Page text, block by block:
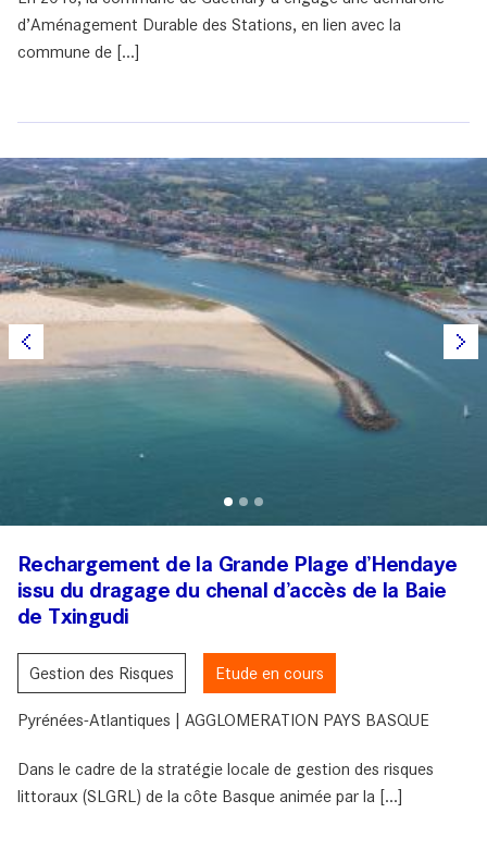
d’Aménagement Durable des Stations, en lien avec la
commune de [...]
Rechargement de la Grande Plage d’Hendaye
issu du dragage du chenal d’accès de la Baie
de Txingudi
Gestion des Risques Etude en cours
Pyrénées-Atlantiques | AGGLOMERATION PAYS BASQUE
Dans le cadre de la stratégie locale de gestion des risques
littoraux (SLGRL) de la côte Basque animée par la [...]